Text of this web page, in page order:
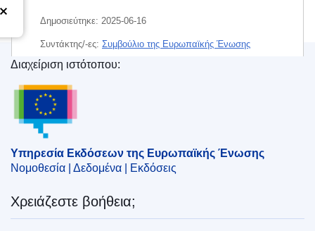
Δημοσιεύτηκε: 2025-06-16
Συντάκτης/-ες: Συμβούλιο της Ευρωπαϊκής Ένωσης
IMMC : ST 10092 2025 ADD 1
Υπηρεσία Εκδόσεων της Ευρωπαϊκής Ένωσης
Διαχείριση ιστότοπου:
Υπηρεσία Εκδόσεων της Ευρωπαϊκής Ένωσης
Νομοθεσία | Δεδομένα | Εκδόσεις
Χρειάζεστε βοήθεια;